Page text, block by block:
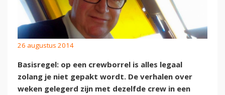
26 augustus 2014
Basisregel: op een crewborrel is alles legaal
zolang je niet gepakt wordt. De verhalen over
weken gelegerd zijn met dezelfde crew in een